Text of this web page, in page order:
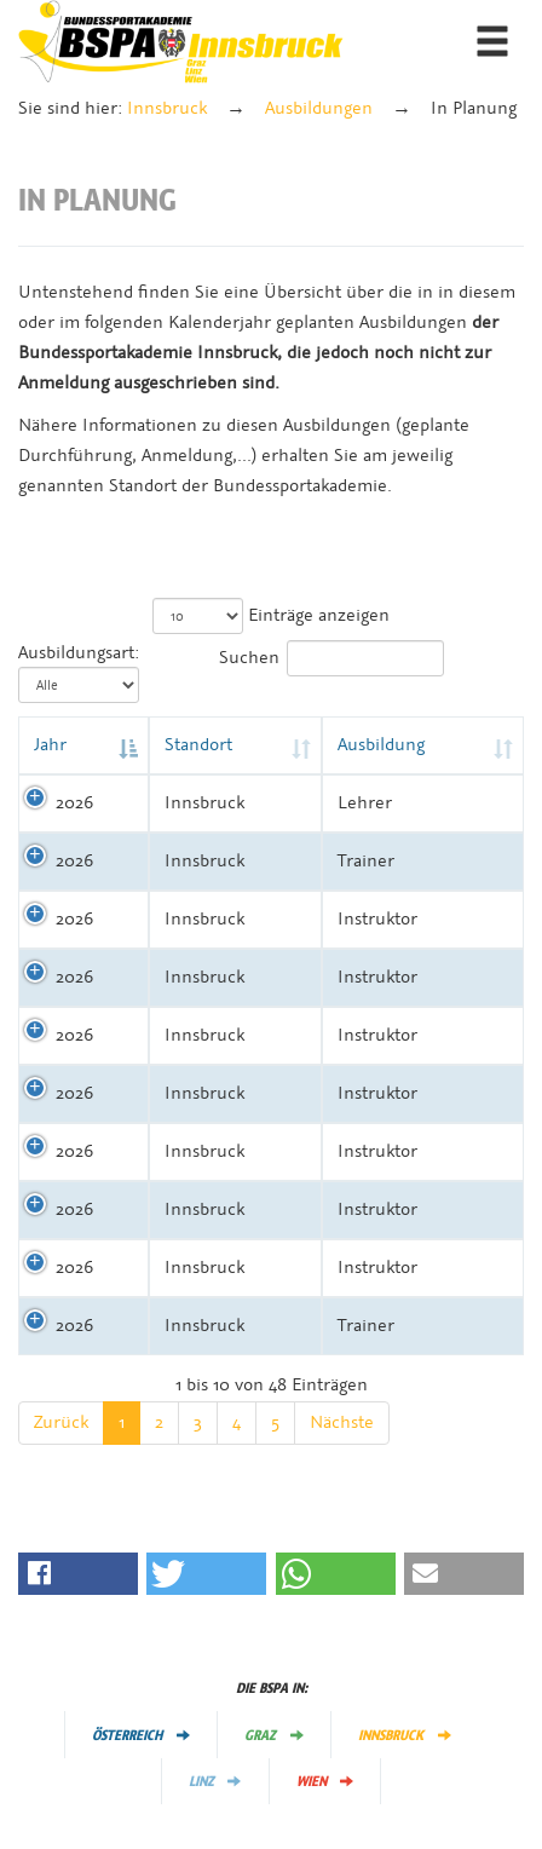
Sie sind hier: Innsbruck Ausbildungen In Planung
IN PLANUNG
Untenstehend finden Sie eine Übersicht über die in in diesem
oder im folgenden Kalenderjahr geplanten Ausbildungen der
Bundessportakademie Innsbruck, die jedoch noch nicht zur
Anmeldung ausgeschrieben sind.
Nähere Informationen zu diesen Ausbildungen (geplante
Durchführung, Anmeldung,...) erhalten Sie am jeweilig
genannten Standort der Bundessportakademie.
Einträge anzeigen
Ausbildungsart:
Suchen
Jahr Standort Ausbildung
2026 Innsbruck Lehrer
2026 Innsbruck Trainer
2026 Innsbruck Instruktor
2026 Innsbruck Instruktor
2026 Innsbruck Instruktor
2026 Innsbruck Instruktor
2026 Innsbruck Instruktor
2026 Innsbruck Instruktor
2026 Innsbruck Instruktor
2026 Innsbruck Trainer
1 bis 10 von 48 Einträgen
Zurück
1 2 3 4 5 Nächste
DIE BSPA IN:
ÖSTERREICH GRAZ INNSBRUCK
LINZ WIEN